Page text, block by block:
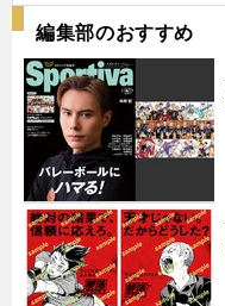
編集部のおすすめ